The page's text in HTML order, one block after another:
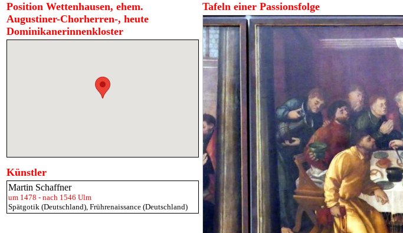
Position Wettenhausen, ehem.
Augustiner-Chorherren-, heute
Dominikanerinnenkloster
Künstler
Martin Schaffner
um 1478 - nach 1546 Ulm
Spätgotik (Deutschland), Frührenaissance (Deutschland)
Tafeln einer Passionsfolge